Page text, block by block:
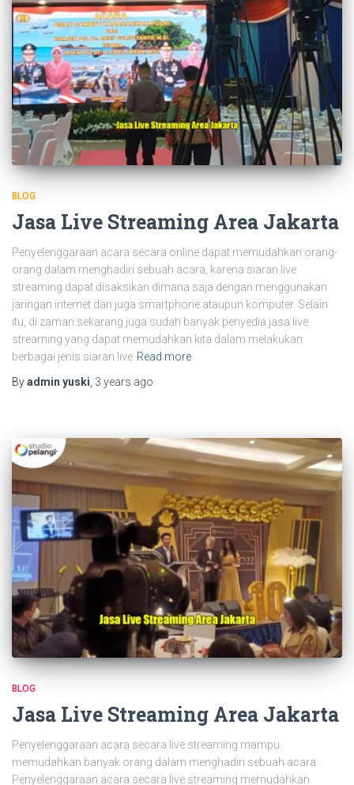
BLOG
Jasa Live Streaming Area Jakarta
Penyelenggaraan acara secara online dapat memudahkan orang-
orang dalam menghadiri sebuah acara, karena siaran live
streaming dapat disaksikan dimana saja dengan menggunakan
jaringan internet dan juga smartphone ataupun komputer. Selain
itu, di zaman sekarang juga sudah banyak penyedia jasa live
streaming yang dapat memudahkan kita dalam melakukan
berbagai jenis siaran live Read more
Byadmin yuski 3 years ago
BLOG
Jasa Live Streaming Area Jakarta
Penyelenggaraan acara secara live streaming mampu
memudahkan banyak orang dalam menghadiri sebuah acara.
Penyelenggaraan acara secara live streaming memudahkan